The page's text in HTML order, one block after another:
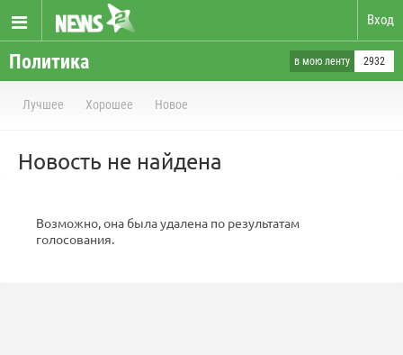
Вход
Политика в мою ленту 2932
Лучшее Хорошее Новое
Новость не найдена
Возможно, она была удалена по результатам
голосования.